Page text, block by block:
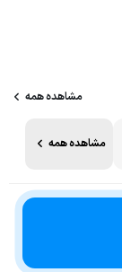
مشاهده همه
مشاهده همه